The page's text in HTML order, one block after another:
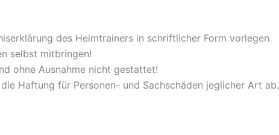
des Heimtrainers in schriftlicher Form vorlegen
selbst mitbringen!
ohne Ausnahme nicht gestattet!
Haftung für Personen- und Sachschäden jeglicher Art ab.